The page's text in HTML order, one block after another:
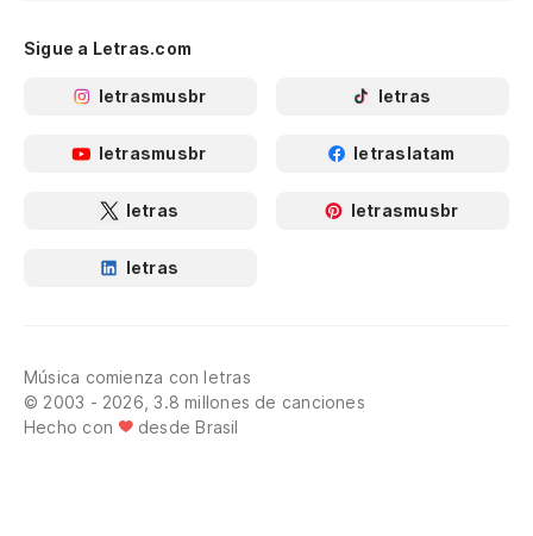
Sigue a Letras.com
letrasmusbr letras
letrasmusbr letraslatam
letras letrasmusbr
letras
Música comienza con letras
© 2003 - 2026, 3.8 millones de canciones
Hecho con
desde Brasil